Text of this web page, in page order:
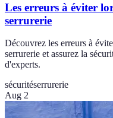
Les erreurs à éviter
serrurerie
Découvrez les erreurs à
serrurerie et assurez la
d'experts.
sécuritéserrurerie
Aug 2